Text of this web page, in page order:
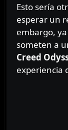
Esto sería
esperar un
embargo,
someten a
Creed
experiencia